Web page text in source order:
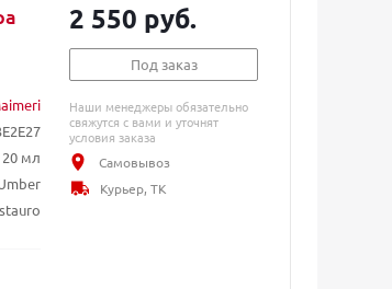
20 мл
2 550 руб.
Под заказ
Наши менеджеры обязательно
свяжутся с вами и уточнят
условия заказа
Самовывоз
Курьер, ТК